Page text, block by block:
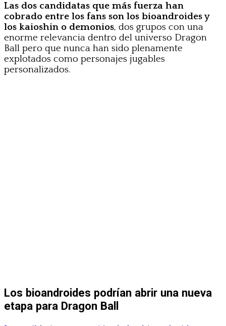
Las dos candidatas que más fuerza han
cobrado entre los fans son los bioandroides y
los kaioshin o demonios, dos grupos con una
enorme relevancia dentro del universo Dragon
Ball pero que nunca han sido plenamente
explotados como personajes jugables
personalizados.
Los bioandroides podrían abrir una nueva
etapa para Dragon Ball